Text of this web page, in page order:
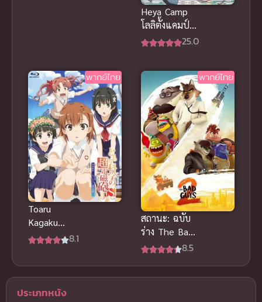
Heya Camp
โลลิตั้งแคมป์
พากย์ไทย ซับ
25.0
พากย์ไทย
Toaru
Kagaku
Railgun S เรล
ไทย
8.1
พากย์ไทย
สถานะ: ฉบับ
ร่าง The Bad
Guys 2
8.5
ประเภทหนัง